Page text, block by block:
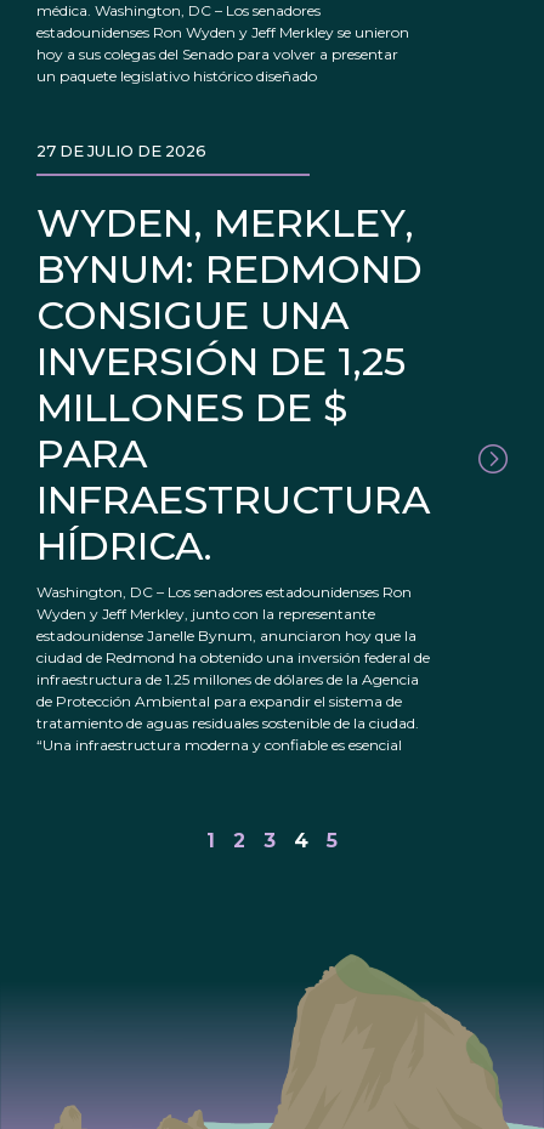
médica. Washington, DC – Los senadores
estadounidenses Ron Wyden y Jeff Merkley se unieron
hoy a sus colegas del Senado para volver a presentar
un paquete legislativo histórico diseñado
WYDEN, MERKLEY,
BYNUM: REDMOND
CONSIGUE UNA
INVERSIÓN DE 1,25
MILLONES DE $
PARA
INFRAESTRUCTURA
HÍDRICA.
27 DE JULIO DE 2026
Washington, DC – Los senadores estadounidenses Ron
Wyden y Jeff Merkley, junto con la representante
estadounidense Janelle Bynum, anunciaron hoy que la
ciudad de Redmond ha obtenido una inversión federal de
infraestructura de 1.25 millones de dólares de la Agencia
de Protección Ambiental para expandir el sistema de
tratamiento de aguas residuales sostenible de la ciudad.
“Una infraestructura moderna y confiable es esencial
1 2 3 4 5